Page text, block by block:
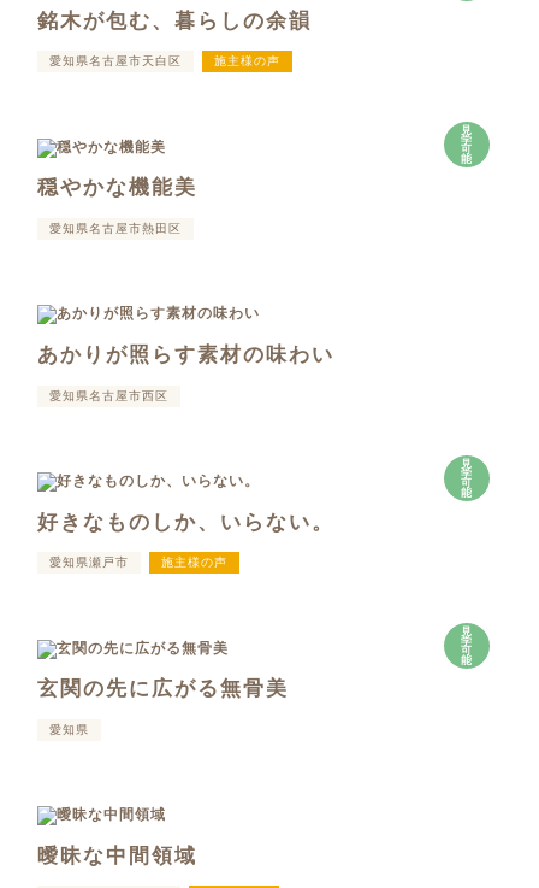
銘木が包む、暮らしの余韻
愛知県名古屋市天白区 施主様の声
見
学
可
能
穏やかな機能美
愛知県名古屋市熱田区
あかりが照らす素材の味わい
愛知県名古屋市西区
見
学
可
能
好きなものしか、いらない。
愛知県瀬戸市 施主様の声
見
学
可
能
玄関の先に広がる無骨美
愛知県
曖昧な中間領域